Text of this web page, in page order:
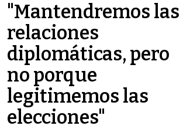
"Mantendremos las
relaciones
diplomáticas, pero
no porque
legitimemos las
elecciones"